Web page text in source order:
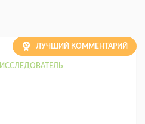
ИССЛЕДОВАТЕЛЬ
ЛУЧШИЙ КОММЕНТАРИЙ